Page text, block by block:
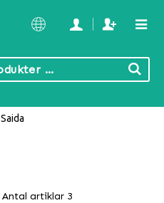
Saida
Antal artiklar 3